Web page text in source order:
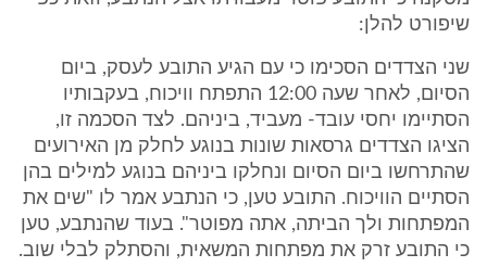
שיפורט להלן:
שני הצדדים הסכימו כי עם הגיע התובע לעסק, ביום
הסיום, לאחר שעה 12:00 התפתח וויכוח, בעקבותיו
הסתיימו יחסי עובד- מעביד, ביניהם. לצד הסכמה זו,
הציגו הצדדים גרסאות שונות בנוגע לחלק מן האירועים
שהתרחשו ביום הסיום ונחלקו ביניהם בנוגע למילים בהן
הסתיים הוויכוח. התובע טען, כי הנתבע אמר לו "שים את
המפתחות ולך הביתה, אתה מפוטר". בעוד שהנתבע, טען
כי התובע זרק את מפתחות המשאית, והסתלק לבלי שוב.